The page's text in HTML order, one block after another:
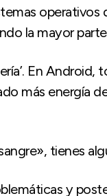
operativos
la mayor
En Android,
más energía
tienes
y